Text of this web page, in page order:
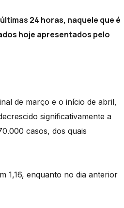
24 horas, naquele que é
hoje apresentados pelo
de março e o início de abril,
significativamente a
casos, dos quais
1,16, enquanto no dia anterior